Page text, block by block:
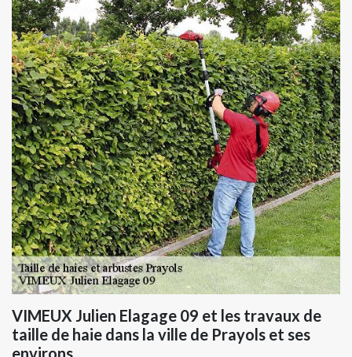
VIMEUX Julien Elagage 09 et les travaux de
taille de haie dans la ville de Prayols et ses
environs